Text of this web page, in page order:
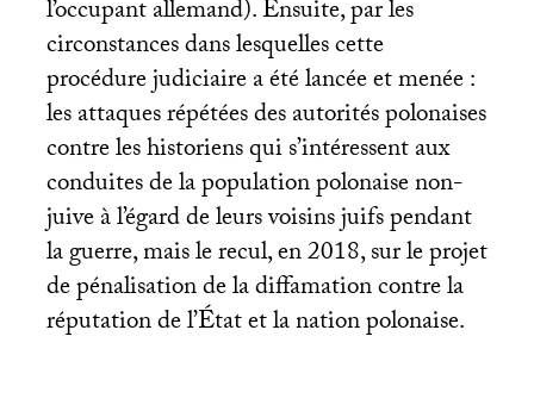
l’occupant allemand). Ensuite, par les
circonstances dans lesquelles cette
procédure judiciaire a été lancée et menée :
les attaques répétées des autorités polonaises
contre les historiens qui s’intéressent aux
conduites de la population polonaise non-
juive à l’égard de leurs voisins juifs pendant
la guerre, mais le recul, en 2018, sur le projet
de pénalisation de la diffamation contre la
réputation de l’État et la nation polonaise.